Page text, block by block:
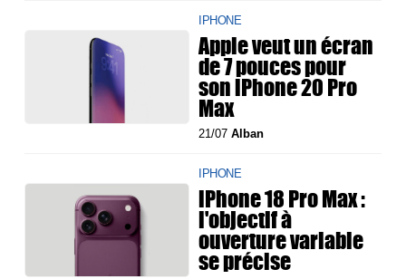
IPHONE
Apple veut un écran
de 7 pouces pour
son iPhone 20 Pro
Max
21/07Alban
IPHONE
iPhone 18 Pro Max :
l'objectif à
ouverture variable
se précise